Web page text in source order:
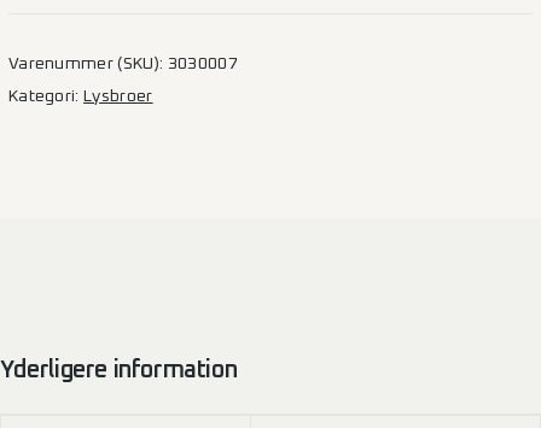
Varenummer (SKU): 3030007
Kategori:Lysbroer
Yderligere information